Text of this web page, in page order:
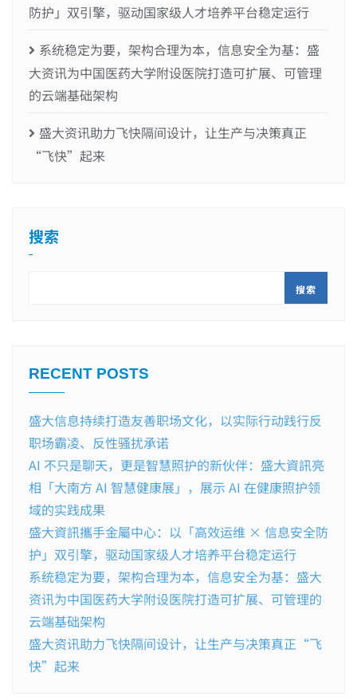
防护」双引擎，驱动国家级人才培养平台稳定运行
系统稳定为要，架构合理为本，信息安全为基：盛
大资讯为中国医药大学附设医院打造可扩展、可管理
的云端基础架构
盛大资讯助力飞快隔间设计，让生产与决策真正
“飞快”起来
搜索
搜索
RECENT POSTS
盛大信息持续打造友善职场文化，以实际行动践行反
职场霸凌、反性骚扰承诺
AI 不只是聊天，更是智慧照护的新伙伴：盛大資訊亮
相「大南方 AI 智慧健康展」，展示 AI 在健康照护领
域的实践成果
盛大資訊攜手金屬中心：以「高效运维 × 信息安全防
护」双引擎，驱动国家级人才培养平台稳定运行
系统稳定为要，架构合理为本，信息安全为基：盛大
资讯为中国医药大学附设医院打造可扩展、可管理的
云端基础架构
盛大资讯助力飞快隔间设计，让生产与决策真正“飞
快”起来